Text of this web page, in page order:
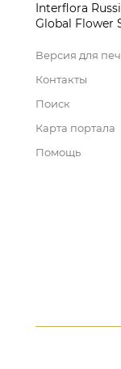
Interflora
Global Flower
Версия для
Контакты
Поиск
Карта портала
Помощь